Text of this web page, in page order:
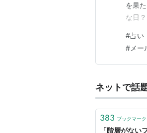
を果
な日
ふ、6
合わ
#占い
# メー
ネットで話
383 ブックマーク
「階層がない